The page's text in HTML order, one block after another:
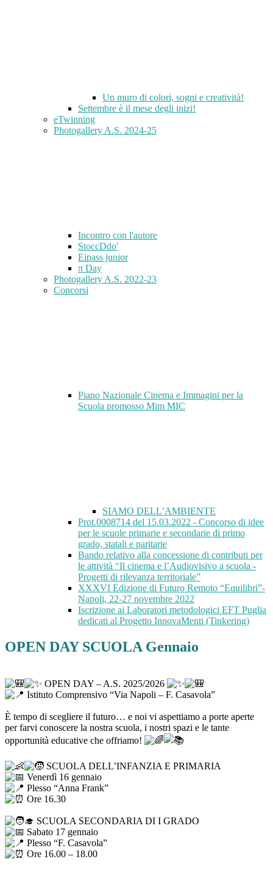
Un muro di colori, sogni e creatività!
Settembre è il mese degli inizi!
eTwinning
Photogallery A.S. 2024-25
Incontro con l'autore
StoccDdo'
Eipass junior
π Day
Photogallery A.S. 2022-23
Concorsi
Piano Nazionale Cinema e Immagini per la
Scuola promosso Mim MIC
SIAMO DELL’AMBIENTE
Prot.0008714 del 15.03.2022 - Concorso di idee
per le scuole primarie e secondarie di primo
grado, statali e paritarie
Bando relativo alla concessione di contributi per
le attività “Il cinema e l’Audiovisivo a scuola -
Progetti di rilevanza territoriale”
XXXVI Edizione di Futuro Remoto “Equilibri”-
Napoli, 22-27 novembre 2022
Iscrizione ai Laboratori metodologici EFT Puglia
dedicati al Progetto InnovaMenti (Tinkering)
OPEN DAY SCUOLA Gennaio
OPEN DAY – A.S. 2025/2026
Istituto Comprensivo “Via Napoli – F. Casavola”
È tempo di scegliere il futuro… e noi vi aspettiamo a porte aperte
per farvi conoscere la nostra scuola, i nostri spazi e le tante
opportunità educative che offriamo!
SCUOLA DELL’INFANZIA E PRIMARIA
Venerdì 16 gennaio
Plesso “Anna Frank”
Ore 16.30
SCUOLA SECONDARIA DI I GRADO
Sabato 17 gennaio
Plesso “F. Casavola”
Ore 16.00 – 18.00